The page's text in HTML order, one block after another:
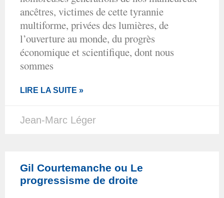
ancêtres, victimes de cette tyrannie
multiforme, privées des lumières, de
l’ouverture au monde, du progrès
économique et scientifique, dont nous
sommes
LIRE LA SUITE »
Jean-Marc Léger
Gil Courtemanche ou Le
progressisme de droite